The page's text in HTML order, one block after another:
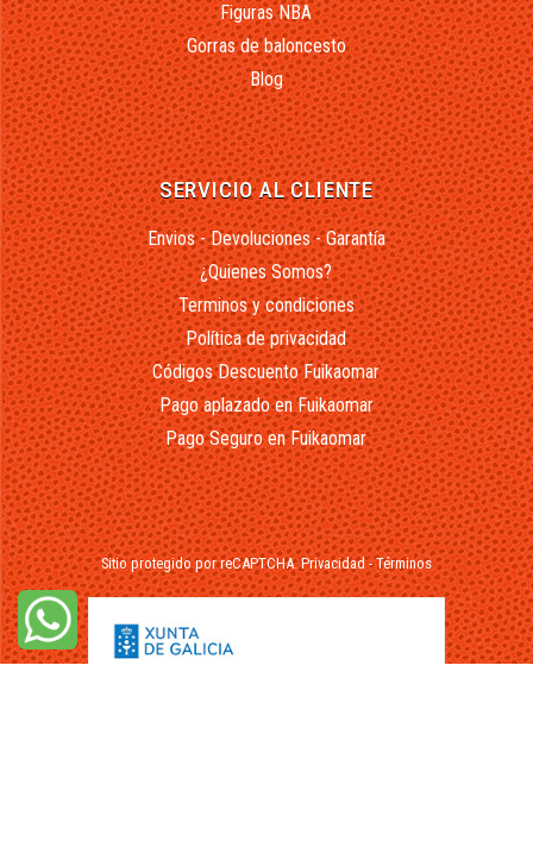
Figuras NBA
Gorras de baloncesto
Blog
SERVICIO AL CLIENTE
Envios - Devoluciones - Garantía
¿Quienes Somos?
Terminos y condiciones
Política de privacidad
Códigos Descuento Fuikaomar
Pago aplazado en Fuikaomar
Pago Seguro en Fuikaomar
Sitio protegido por reCAPTCHA.Privacidad-Términos